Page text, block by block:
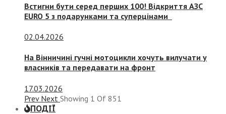
Встигни бути серед перших 100! Відкриття АЗС
EURO 5 з подарунками та суперцінами
02.04.2026
На Вінничині гучні мотоцикли хочуть вилучати у
власників та передавати на фронт
17.03.2026
Prev Next Showing 1 Of 851
ПОДІЇ